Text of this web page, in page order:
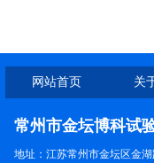
网站首页 关
联系我们
常州市金坛博科试
地址：江苏常州市金坛区金湖